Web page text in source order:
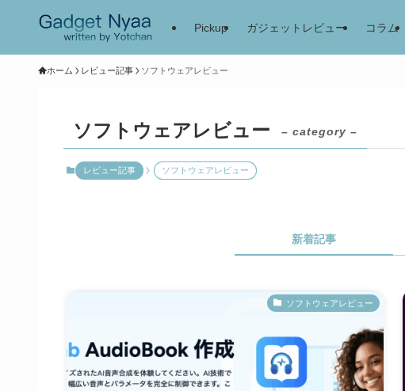
Pickup ガジェットレビュー コラム
ホーム レビュー記事 ソフトウェアレビュー
ソフトウェアレビュー – category –
レビュー記事 ソフトウェアレビュー
新着記事
ソフトウェアレビュー